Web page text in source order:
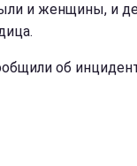
и женщины, и
об